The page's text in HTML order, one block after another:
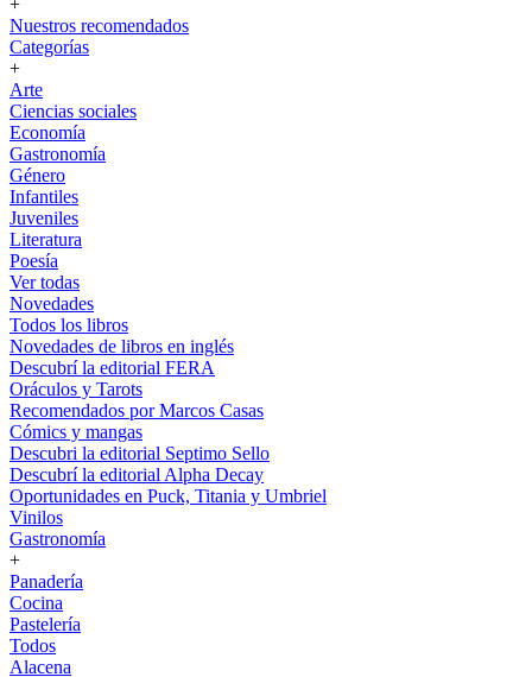
+
Nuestros recomendados
Categorías
+
Arte
Ciencias sociales
Economía
Gastronomía
Género
Infantiles
Juveniles
Literatura
Poesía
Ver todas
Novedades
Todos los libros
Novedades de libros en inglés
Descubrí la editorial FERA
Oráculos y Tarots
Recomendados por Marcos Casas
Cómics y mangas
Descubri la editorial Septimo Sello
Descubrí la editorial Alpha Decay
Oportunidades en Puck, Titania y Umbriel
Vinilos
Gastronomía
+
Panadería
Cocina
Pastelería
Todos
Alacena